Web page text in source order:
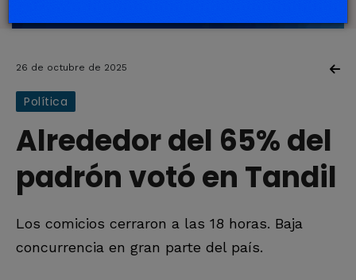
26 de octubre de 2025
Política
Alrededor del 65% del
padrón votó en Tandil
Los comicios cerraron a las 18 horas. Baja
concurrencia en gran parte del país.